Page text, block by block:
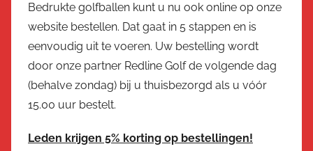
Bedrukte golfballen kunt u nu ook online op onze
website bestellen. Dat gaat in 5 stappen en is
eenvoudig uit te voeren. Uw bestelling wordt
door onze partner Redline Golf de volgende dag
(behalve zondag) bij u thuisbezorgd als u vóór
15.00 uur bestelt.
Leden krijgen 5% korting op bestellingen!